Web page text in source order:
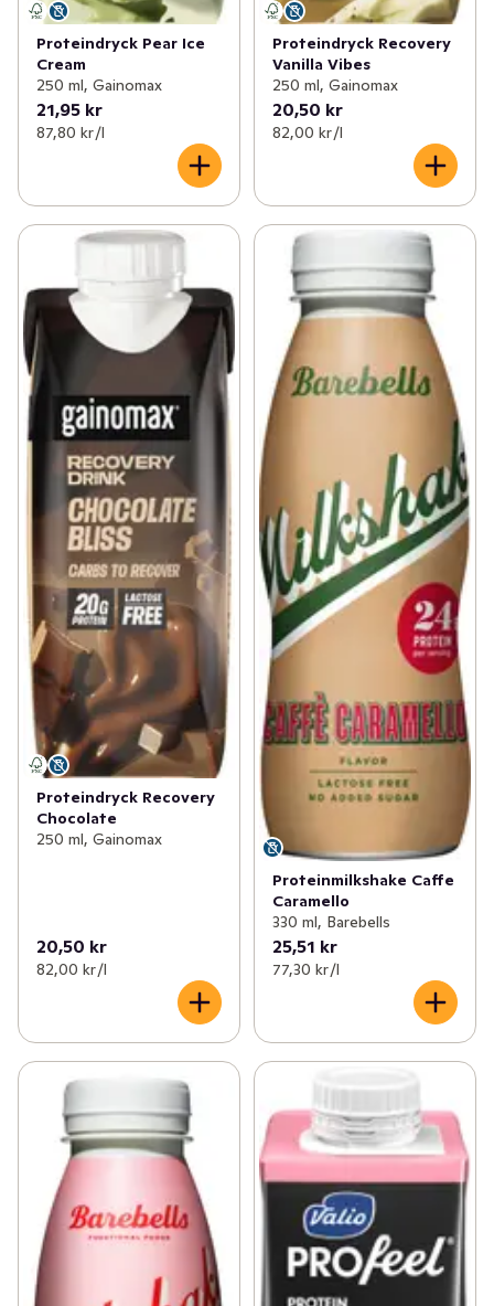
Proteindryck Pear Ice
Cream
250 ml, Gainomax
21,95 kr
87,80 kr /l
Proteindryck Recovery
Vanilla Vibes
250 ml, Gainomax
20,50 kr
82,00 kr /l
Proteindryck Recovery
Chocolate
250 ml, Gainomax
20,50 kr
82,00 kr /l
Proteinmilkshake Caffe
Caramello
330 ml, Barebells
25,51 kr
77,30 kr /l